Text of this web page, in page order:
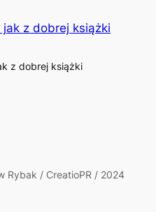
jak z dobrej książki
z dobrej książki
Rybak / CreatioPR / 2024